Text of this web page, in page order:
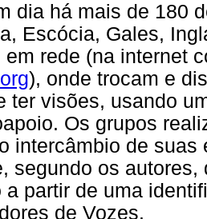
dia há mais de 180
Escócia, Gales,
em rede (na internet
), onde trocam e
ter visões, usando
Os grupos
intercâmbio de
segundo os
a partir de uma
de Vozes.